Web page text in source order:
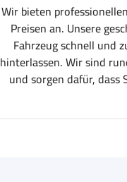
Wir bieten
Preisen an. Unsere
Fahrzeug schnell und
hinterlassen. Wir sind
und sorgen dafür, dass